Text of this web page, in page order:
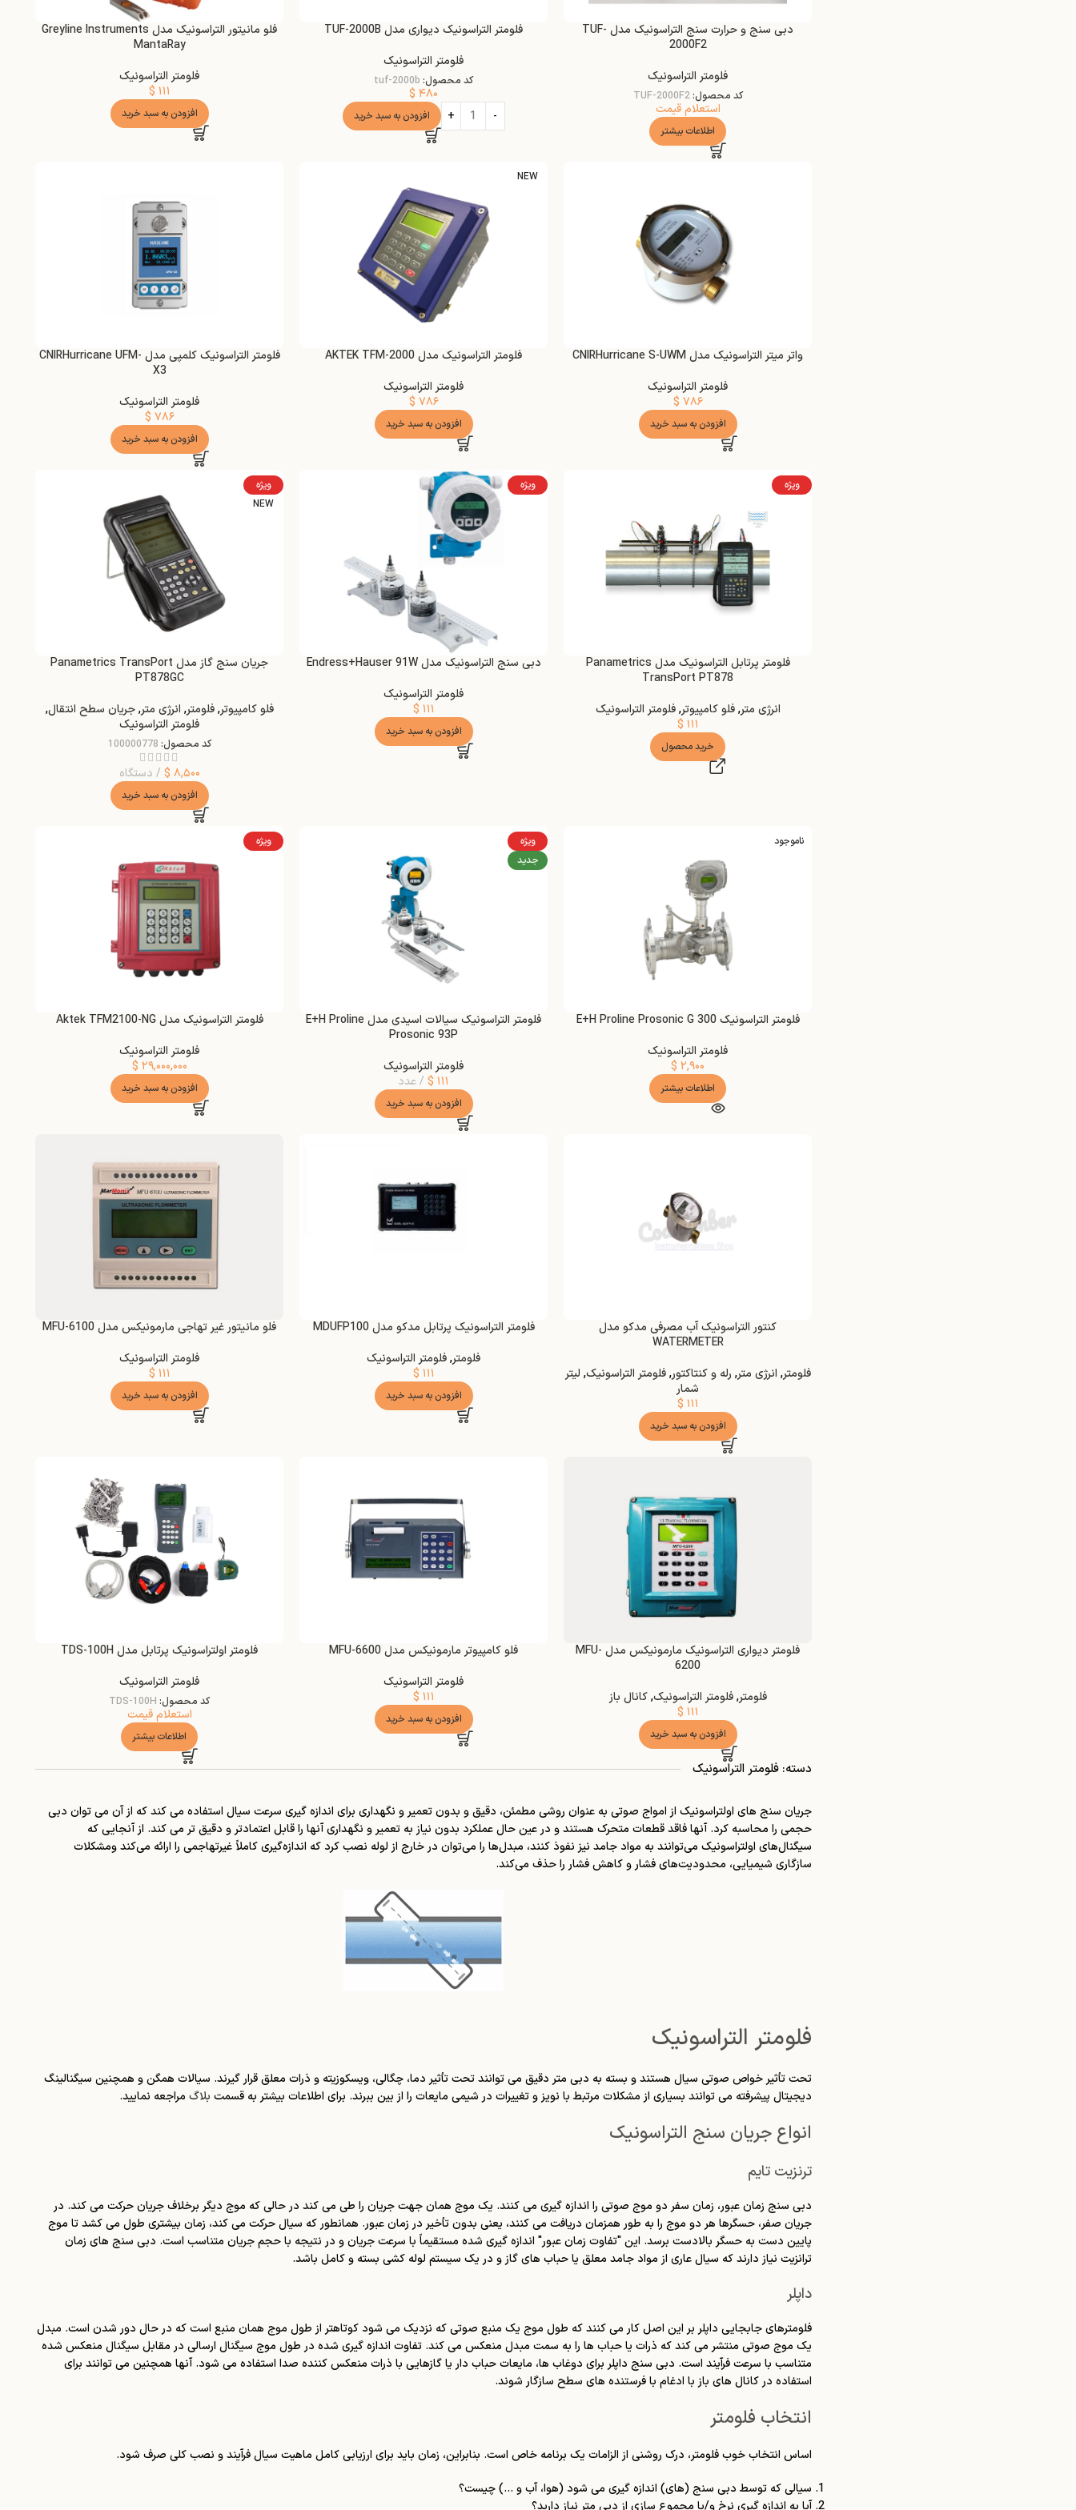
دبی سنج و حرارت سنج التراسونیک مدل TUF-
2000F2
فلومتر التراسونیک
کد محصول:TUF-2000F2
استعلام قیمت
اطلاعات بیشتر
فلومتر التراسونیک دیواری مدل TUF-2000B
فلومتر التراسونیک
کد محصول: tuf-2000b
$ ۴۸۰
افزودن به سبد خرید
فلو مانیتور التراسونیک مدل Greyline Instruments
MantaRay
فلومتر التراسونیک
$ ۱۱۱
افزودن به سبد خرید
واتر میتر التراسونیک مدل CNIRHurricane S-UWM
فلومتر التراسونیک
$ ۷۸۶
افزودن به سبد خرید
NEW
فلومتر التراسونیک مدل AKTEK TFM-2000
فلومتر التراسونیک
$ ۷۸۶
افزودن به سبد خرید
فلومتر التراسونیک کلمپی مدل CNIRHurricane UFM-
X3
فلومتر التراسونیک
$ ۷۸۶
افزودن به سبد خرید
ویژه
فلومتر پرتابل التراسونیک مدل Panametrics
TransPort PT878
انرژی متر,فلو کامپیوتر,فلومتر التراسونیک
$ ۱۱۱
خرید محصول
ویژه
دبی سنج التراسونیک مدل Endress+Hauser 91W
فلومتر التراسونیک
$ ۱۱۱
افزودن به سبد خرید
ویژه
NEW
جریان سنج گاز مدل Panametrics TransPort
PT878GC
فلو کامپیوتر,فلومتر, انرژی متر,جریان سطح انتقال,
فلومتر التراسونیک
کد محصول: 100000778
$ ۸,۵۰۰ دستگاه
افزودن به سبد خرید
ناموجود
فلومتر التراسونیک E+H Proline Prosonic G 300
فلومتر التراسونیک
$ ۲,۹۰۰
اطلاعات بیشتر
ویژه
جدید
فلومتر التراسونیک سیالات اسیدی مدل E+H Proline
Prosonic 93P
فلومتر التراسونیک
$ ۱۱۱ عدد
افزودن به سبد خرید
ویژه
فلومتر التراسونیک مدل Aktek TFM2100-NG
فلومتر التراسونیک
$ ۲۹,۰۰۰,۰۰۰
افزودن به سبد خرید
کنتور التراسونیک آب مصرفی مدکو مدل
WATERMETER
فلومتر, انرژی متر, رله و کنتاکتور,فلومتر التراسونیک, لیتر
شمار
$ ۱۱۱
افزودن به سبد خرید
فلومتر التراسونیک پرتابل مدکو مدل MDUFP100
فلومتر,فلومتر التراسونیک
$ ۱۱۱
افزودن به سبد خرید
فلو مانیتور غیر تهاجی مارمونیکس مدل MFU-6100
فلومتر التراسونیک
$ ۱۱۱
افزودن به سبد خرید
فلومتر دیواری التراسونیک مارمونیکس مدل MFU-
6200
فلومتر,فلومتر التراسونیک,کانال باز
$ ۱۱۱
افزودن به سبد خرید
فلو کامپیوتر مارمونیکس مدل MFU-6600
فلومتر التراسونیک
$ ۱۱۱
افزودن به سبد خرید
فلومتر اولتراسونیک پرتابل مدل TDS-100H
فلومتر التراسونیک
کد محصول: TDS-100H
استعلام قیمت
اطلاعات بیشتر
دسته: فلومتر التراسونیک
جریان سنج های اولتراسونیک از امواج صوتی به عنوان روشی مطمئن، دقیق و بدون تعمیر و نگهداری برای اندازه گیری سرعت سیال استفاده می کند که از آن می توان دبی
حجمی را محاسبه کرد. آنها فاقد قطعات متحرک هستند و در عین حال عملکرد بدون نیاز به تعمیر و نگهداری آنها را قابل اعتمادتر و دقیق تر می کند. از آنجایی که
سیگنال‌های اولتراسونیک می‌توانند به مواد جامد نیز نفوذ کنند، مبدل‌ها را می‌توان در خارج از لوله نصب کرد که اندازه‌گیری کاملاً غیرتهاجمی را ارائه می‌کند ومشکلات
سازگاری شیمیایی، محدودیت‌های فشار و کاهش فشار را حذف می‌کند.
فلومتر التراسونیک
تحت تأثیر خواص صوتی سیال هستند و بسته به دبی متر دقیق می توانند تحت تأثیر دما، چگالی، ویسکوزیته و ذرات معلق قرار گیرند. سیالات همگن و همچنین سیگنالینگ
دیجیتال پیشرفته می توانند بسیاری از مشکلات مرتبط با نویز و تغییرات در شیمی مایعات را از بین ببرند. برای اطلاعات بیشتر به قسمت بلاگ مراجعه نمایید.
انواع جریان سنج التراسونیک
ترنزیت تایم
دبی سنج زمان عبور، زمان سفر دو موج صوتی را اندازه گیری می کنند. یک موج همان جهت جریان را طی می کند در حالی که موج دیگر برخلاف جریان حرکت می کند. در
جریان صفر، حسگرها هر دو موج را به طور همزمان دریافت می کنند، یعنی بدون تأخیر در زمان عبور. همانطور که سیال حرکت می کند، زمان بیشتری طول می کشد تا موج
پایین دست به حسگر بالادست برسد. این "تفاوت زمان عبور" اندازه گیری شده مستقیماً با سرعت جریان و در نتیجه با حجم جریان متناسب است. دبی سنج های زمان
ترانزیت نیاز دارند که سیال عاری از مواد جامد معلق یا حباب های گاز و در یک سیستم لوله کشی بسته و کامل باشد.
داپلر
فلومترهای جابجایی داپلر بر این اصل کار می کنند که طول موج یک منبع صوتی که نزدیک می شود کوتاهتر از طول موج همان منبع است که در حال دور شدن است. مبدل
یک موج صوتی منتشر می کند که ذرات یا حباب ها را به سمت مبدل منعکس می کند. تفاوت اندازه گیری شده در طول موج سیگنال ارسالی در مقابل سیگنال منعکس شده
متناسب با سرعت فرآیند است. دبی سنج داپلر برای دوغاب ها، مایعات حباب دار یا گازهایی با ذرات منعکس کننده صدا استفاده می شود. آنها همچنین می توانند برای
استفاده در کانال های باز با ادغام با فرستنده های سطح سازگار شوند.
انتخاب فلومتر
اساس انتخاب خوب فلومتر، درک روشنی از الزامات یک برنامه خاص است. بنابراین، زمان باید برای ارزیابی کامل ماهیت سیال فرآیند و نصب کلی صرف شود.
سیالی که توسط دبی سنج (های) اندازه گیری می شود (هوا، آب و ...) چیست؟